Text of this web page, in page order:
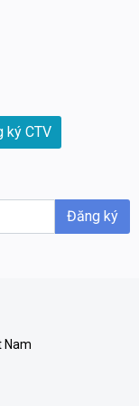
ký CTV
Đăng ký
Nam